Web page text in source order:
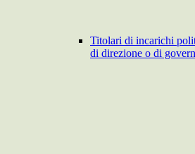
Titolari di incarichi
di direzione o di